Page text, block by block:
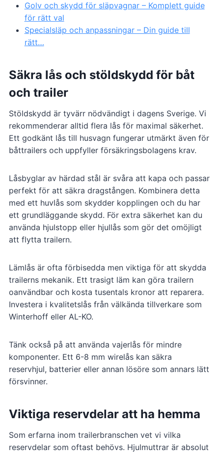
Golv och skydd för släpvagnar – Komplett guide
för rätt val
Specialsläp och anpassningar – Din guide till
rätt…
Säkra lås och stöldskydd för båt
och trailer
Stöldskydd är tyvärr nödvändigt i dagens Sverige. Vi
rekommenderar alltid flera lås för maximal säkerhet.
Ett godkänt lås till husvagn fungerar utmärkt även för
båttrailers och uppfyller försäkringsbolagens krav.
Låsbyglar av härdad stål är svåra att kapa och passar
perfekt för att säkra dragstången. Kombinera detta
med ett huvlås som skydder kopplingen och du har
ett grundläggande skydd. För extra säkerhet kan du
använda hjulstopp eller hjullås som gör det omöjligt
att flytta trailern.
Lämlås är ofta förbisedda men viktiga för att skydda
trailerns mekanik. Ett trasigt läm kan göra trailern
oanvändbar och kosta tusentals kronor att reparera.
Investera i kvalitetslås från välkända tillverkare som
Winterhoff eller AL-KO.
Tänk också på att använda vajerlås för mindre
komponenter. Ett 6-8 mm wirelås kan säkra
reservhjul, batterier eller annan lösöre som annars lätt
försvinner.
Viktiga reservdelar att ha hemma
Som erfarna inom trailerbranschen vet vi vilka
reservdelar som oftast behövs. Hjulmuttrar är absolut